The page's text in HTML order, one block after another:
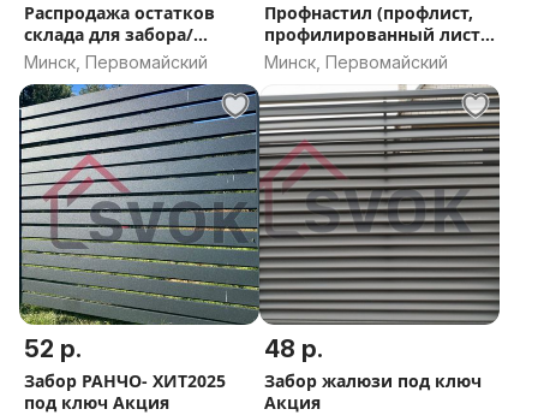
Распродажа остатков
склада для забора/
крыши
Минск, Первомайский
Профнастил (профлист,
профилированный лист)
Акция
Минск, Первомайский
52 р.
Забор РАНЧО- ХИТ2025
под ключ Акция
48 р.
Забор жалюзи под ключ
Акция